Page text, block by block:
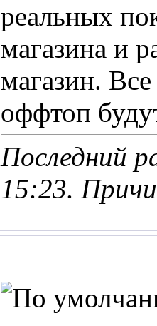
реальных
магазина и
магазин.
оффтоп
Последний
15:23.